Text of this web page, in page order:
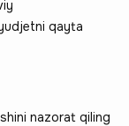
qayta
nazorat qiling